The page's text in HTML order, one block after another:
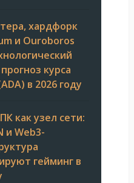
хардфорк
и Ouroboros
курса
в 2026 году
как узел сети:
и Web3-
гейминг в